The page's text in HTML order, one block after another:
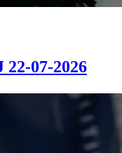
22-07-2026